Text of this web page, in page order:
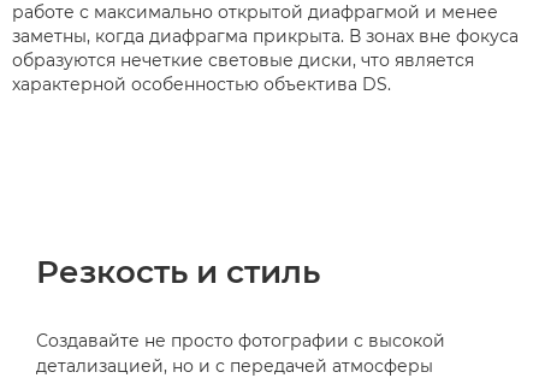
работе с максимально открытой диафрагмой и менее
заметны, когда диафрагма прикрыта. В зонах вне фокуса
образуются нечеткие световые диски, что является
характерной особенностью объектива DS.
Резкость и стиль
Создавайте не просто фотографии с высокой
детализацией, но и с передачей атмосферы